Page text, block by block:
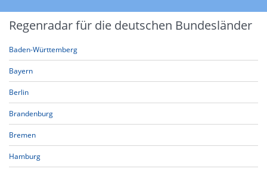
Regenradar für die deutschen Bundesländer
Baden-Württemberg
Bayern
Berlin
Brandenburg
Bremen
Hamburg